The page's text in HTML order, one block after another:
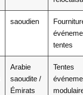
saoudien
tentes
Arabie
saoudite /
Émirats
Tentes